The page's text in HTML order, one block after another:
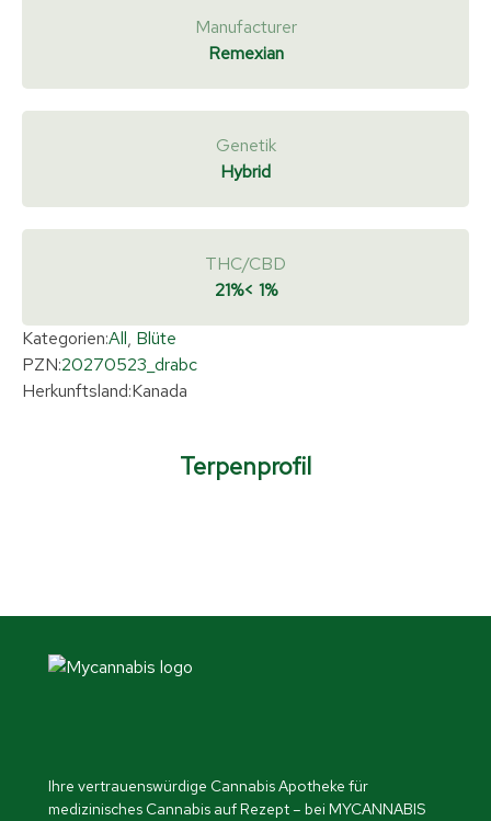
Manufacturer
Remexian
Genetik
Hybrid
THC/CBD
21%< 1%
Kategorien:All, Blüte
PZN:20270523_drabc
Herkunftsland:Kanada
Terpenprofil
Ihre vertrauenswürdige Cannabis Apotheke für
medizinisches Cannabis auf Rezept – bei MYCANNABIS